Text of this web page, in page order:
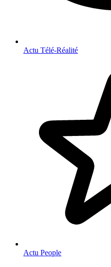
Actu Télé-Réalité
Actu People